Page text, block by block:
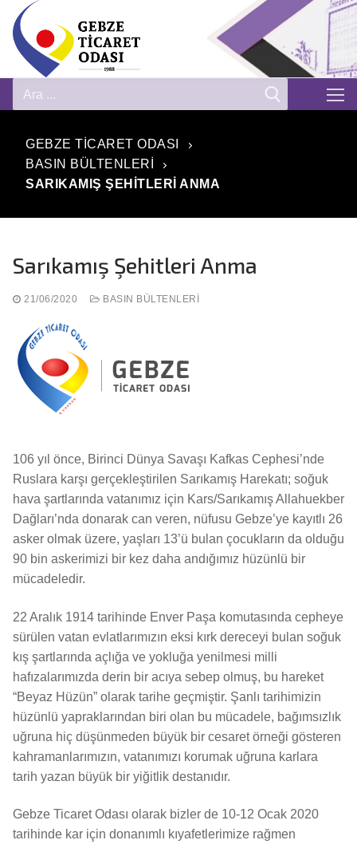
GEBZE TICARET ODASI
BASIN BÜLTENLERI
SARIKAMIŞ ŞEHITLERI ANMA
Sarıkamış Şehitleri Anma
21/06/2020 BASIN BÜLTENLERI
106 yıl önce, Birinci Dünya Savaşı Kafkas Cephesi’nde
Ruslara karşı gerçekleştirilen Sarıkamış Harekatı; soğuk
hava şartlarında vatanımız için Kars/Sarıkamış Allahuekber
Dağları’nda donarak can veren, nüfusu Gebze’ye kayıtlı 26
asker olmak üzere, yaşları 13’ü bulan çocukların da olduğu
90 bin askerimizi bir kez daha andığımız hüzünlü bir
mücadeledir.
22 Aralık 1914 tarihinde Enver Paşa komutasında cepheye
sürülen vatan evlatlarımızın eksi kırk dereceyi bulan soğuk
kış şartlarında açlığa ve yokluğa yenilmesi milli
hafızalarımızda derin bir acıya sebep olmuş, bu hareket
“Beyaz Hüzün” olarak tarihe geçmiştir. Şanlı tarihimizin
hüzünlü yapraklarından biri olan bu mücadele, bağımsızlık
uğruna hiç düşünmeden büyük bir cesaret örneği gösteren
kahramanlarımızın, vatanımızı korumak uğruna karlara
tarih yazan büyük bir yiğitlik destanıdır.
Gebze Ticaret Odası olarak bizler de 10-12 Ocak 2020
tarihinde kar için donanımlı kıyafetlerimize rağmen